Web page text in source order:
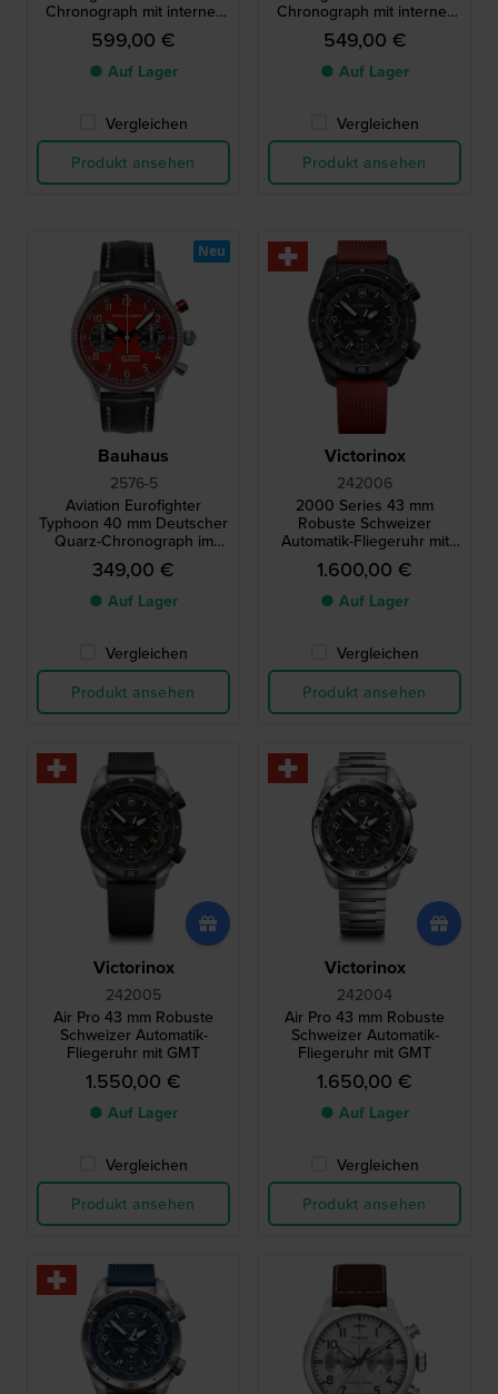
Chronograph mit interner
Luftfahrt-Lünette
599,00 €
● Auf Lager
Vergleichen
Produkt ansehen
Chronograph mit interner
Luftfahrt-Lünette
549,00 €
● Auf Lager
Vergleichen
Produkt ansehen
Bauhaus
2576-5
Aviation Eurofighter
Typhoon 40 mm Deutscher
Quarz-Chronograph im
Fliegerstil mit Datum
349,00 €
● Auf Lager
Vergleichen
Produkt ansehen
Neu
Victorinox
242006
2000 Series 43 mm
Robuste Schweizer
Automatik-Fliegeruhr mit
GMT
1.600,00 €
● Auf Lager
Vergleichen
Produkt ansehen
Victorinox
242005
Air Pro 43 mm Robuste
Schweizer Automatik-
Fliegeruhr mit GMT
1.550,00 €
● Auf Lager
Vergleichen
Produkt ansehen
Victorinox
242004
Air Pro 43 mm Robuste
Schweizer Automatik-
Fliegeruhr mit GMT
1.650,00 €
● Auf Lager
Vergleichen
Produkt ansehen